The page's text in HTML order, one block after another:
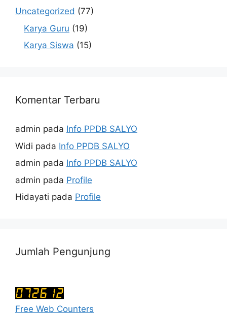
Uncategorized (77)
Karya Guru (19)
Karya Siswa (15)
Komentar Terbaru
admin pada Info PPDB SALYO
Widi pada Info PPDB SALYO
admin pada Info PPDB SALYO
admin pada Profile
Hidayati pada Profile
Jumlah Pengunjung
Free Web Counters